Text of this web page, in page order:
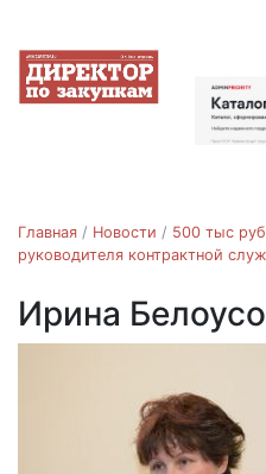
Главная / Новости / 500 тыс
руководителя контрактной
Ирина